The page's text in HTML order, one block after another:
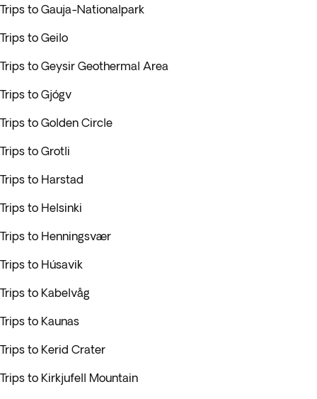
Trips to Gauja-Nationalpark
Trips to Geilo
Trips to Geysir Geothermal Area
Trips to Gjógv
Trips to Golden Circle
Trips to Grotli
Trips to Harstad
Trips to Helsinki
Trips to Henningsvær
Trips to Húsavik
Trips to Kabelvåg
Trips to Kaunas
Trips to Kerid Crater
Trips to Kirkjufell Mountain